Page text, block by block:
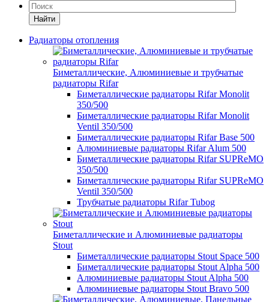
Найти
Радиаторы отопления
Биметаллические, Алюминиевые и трубчатые
радиаторы Rifar
Биметаллические радиаторы Rifar Monolit
350/500
Биметаллические радиаторы Rifar Monolit
Ventil 350/500
Биметаллические радиаторы Rifar Base 500
Алюминиевые радиаторы Rifar Alum 500
Биметаллические радиаторы Rifar SUPReMO
350/500
Биметаллические радиаторы Rifar SUPReMO
Ventil 350/500
Трубчатые радиаторы Rifar Tubog
Биметаллические и Алюминиевые радиаторы
Stout
Биметаллические радиаторы Stout Space 500
Биметаллические радиаторы Stout Alpha 500
Алюминиевые радиаторы Stout Alpha 500
Алюминиевые радиаторы Stout Bravo 500